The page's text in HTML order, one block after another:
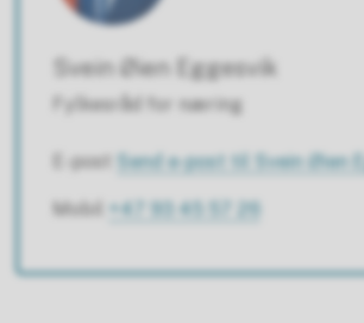
Svein Øien Eggesvik
Fylkesråd for næring
E-post Send e-post til Svein Øien
Mobil +47 93 45 57 26